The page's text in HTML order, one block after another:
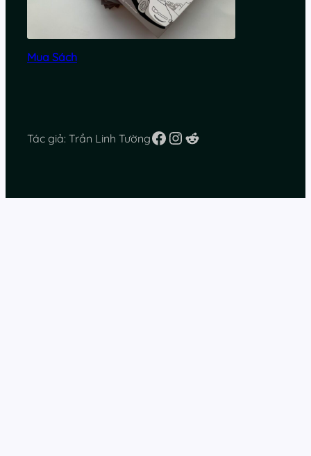
Mua Sách
Tác giả: Trần Linh TườngFacebook
Instagram
Reddit